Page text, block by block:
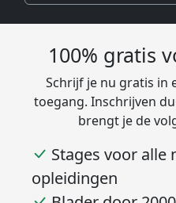
100% gratis
Schrijf je nu gratis in
toegang. Inschrijven
brengt je de
Stages voor alle
opleidingen